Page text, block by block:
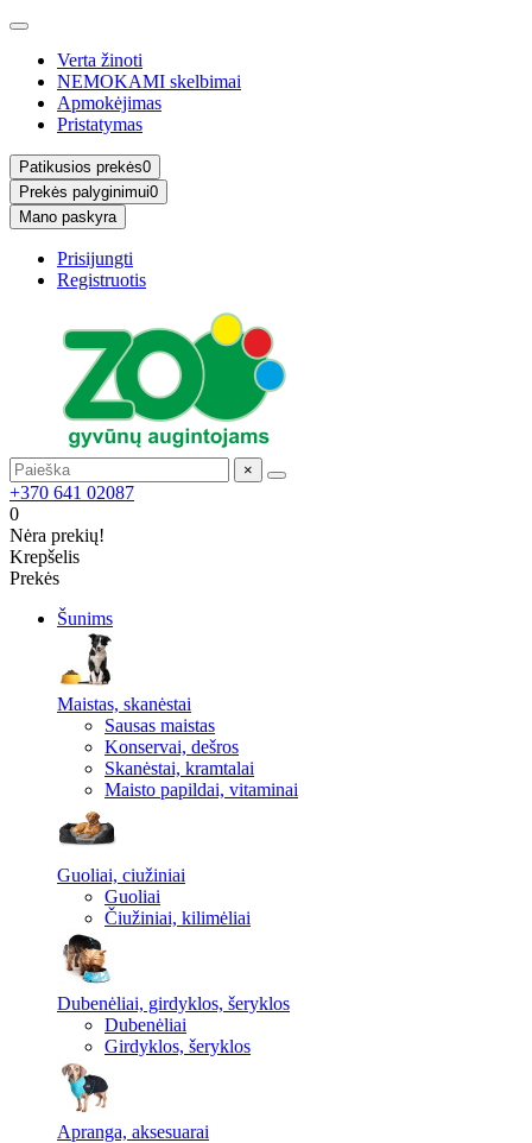
Verta žinoti
NEMOKAMI skelbimai
Apmokėjimas
Pristatymas
Patikusios prekės0
Prekės palyginimui0
Mano paskyra
Prisijungti
Registruotis
×
+370 641 02087
0
Nėra prekių!
Krepšelis
Prekės
Šunims
Maistas, skanėstai
Sausas maistas
Konservai, dešros
Skanėstai, kramtalai
Maisto papildai, vitaminai
Guoliai, ciužiniai
Guoliai
Čiužiniai, kilimėliai
Dubenėliai, girdyklos, šeryklos
Dubenėliai
Girdyklos, šeryklos
Apranga, aksesuarai